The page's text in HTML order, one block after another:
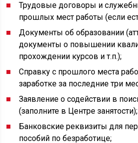
Трудовые договоры и
прошлых мест работы (если
Документы об образовании
документы о повышении
прохождении курсов и т.п.);
Справку с прошлого места
заработке за последние три
Заявление о содействии в
(заполните в Центре занятости);
Банковские реквизиты для
пособий по безработице;